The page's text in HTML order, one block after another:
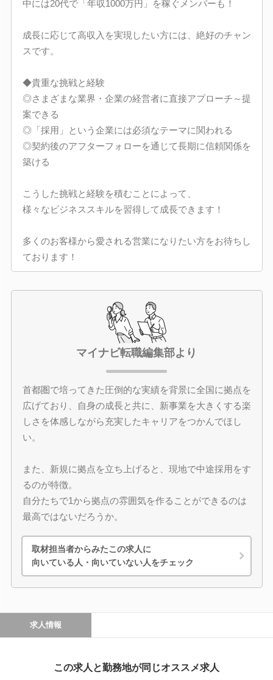
中には20代で「年収1000万円」を稼ぐメンバーも！
成長に応じて高収入を実現したい方には、絶好のチャン
スです。
◆貴重な挑戦と経験
◎さまざまな業界・企業の経営者に直接アプローチ～提
案できる
◎「採用」という企業には必須なテーマに関われる
◎契約後のアフターフォローを通じて長期に信頼関係を
築ける
こうした挑戦と経験を積むことによって、
様々なビジネススキルを習得して成長できます！
多くのお客様から愛される営業になりたい方をお待ちし
ております！
マイナビ転職編集部より
首都圏で培ってきた圧倒的な実績を背景に全国に拠点を
広げており、自身の成長と共に、新事業を大きくする楽
しさを体感しながら充実したキャリアをつかんでほし
い。
また、新規に拠点を立ち上げると、現地で中途採用をす
るのが特徴。
自分たちで1から拠点の雰囲気を作ることができるのは
最高ではないだろうか。
取材担当者からみたこの求人に
向いている人・向いていない人をチェック
求人情報
この求人と勤務地が同じオススメ求人